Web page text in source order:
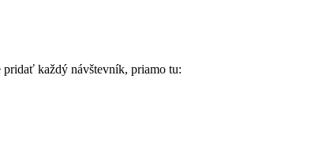
každý návštevník, priamo tu: